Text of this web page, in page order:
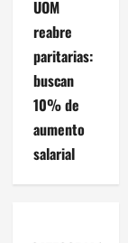
UOM
reabre
paritarias:
buscan
10% de
aumento
salarial